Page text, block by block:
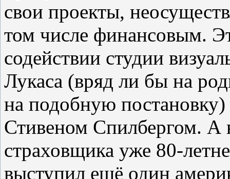
свои проекты,
том числе финансовым.
содействии студии
Лукаса (вряд ли бы на
на подобную постановку)
Стивеном Спилбергом. А
страховщика уже 80-
выступил ещё один